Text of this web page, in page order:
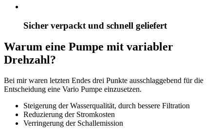
Sicher verpackt und schnell geliefert
Warum eine Pumpe mit variabler
Drehzahl?
Bei mir waren letzten Endes drei Punkte ausschlaggebend für die
Entscheidung eine Vario Pumpe einzusetzen.
Steigerung der Wasserqualität, durch bessere Filtration
Reduzierung der Stromkosten
Verringerung der Schallemission